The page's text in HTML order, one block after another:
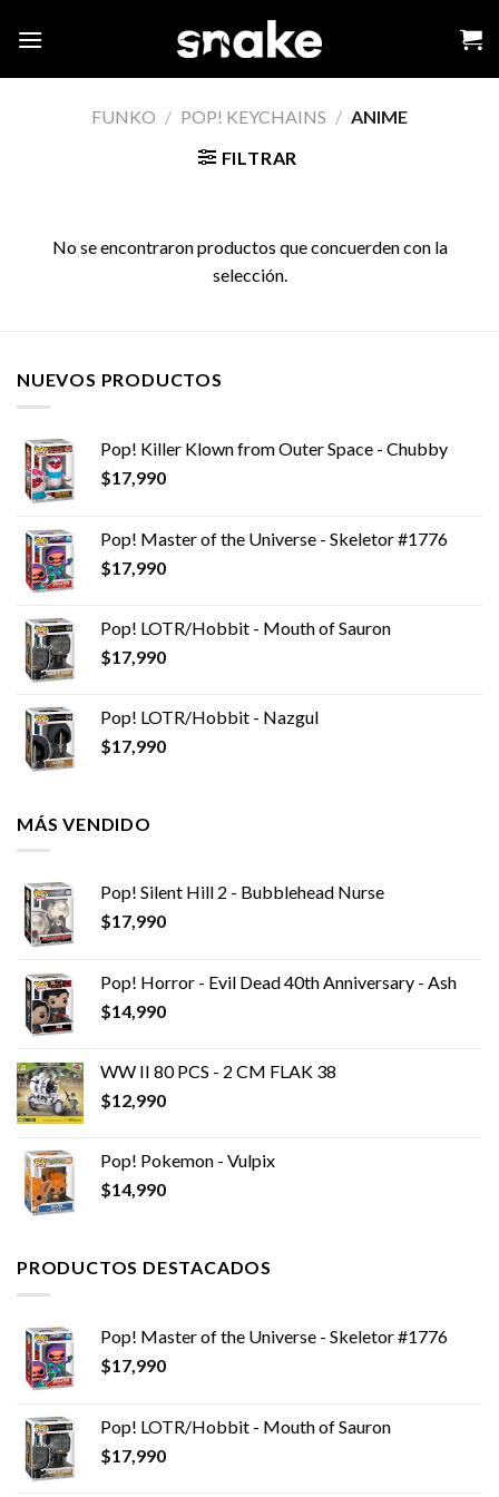
FUNKO / POP! KEYCHAINS / ANIME
FILTRAR
No se encontraron productos que concuerden con la
selección.
NUEVOS PRODUCTOS
Pop! Killer Klown from Outer Space - Chubby
$17,990
Pop! Master of the Universe - Skeletor #1776
$17,990
Pop! LOTR/Hobbit - Mouth of Sauron
$17,990
Pop! LOTR/Hobbit - Nazgul
$17,990
MÁS VENDIDO
Pop! Silent Hill 2 - Bubblehead Nurse
$17,990
Pop! Horror - Evil Dead 40th Anniversary - Ash
$14,990
WW II 80 PCS - 2 CM FLAK 38
$12,990
Pop! Pokemon - Vulpix
$14,990
PRODUCTOS DESTACADOS
Pop! Master of the Universe - Skeletor #1776
$17,990
Pop! LOTR/Hobbit - Mouth of Sauron
$17,990